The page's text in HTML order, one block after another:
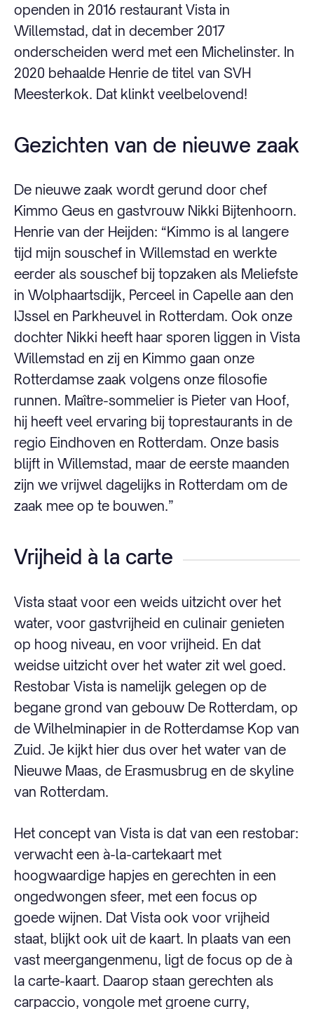
openden in 2016 restaurant Vista in
Willemstad, dat in december 2017
onderscheiden werd met een Michelinster. In
2020 behaalde Henrie de titel van SVH
Meesterkok. Dat klinkt veelbelovend!
Gezichten van de nieuwe zaak
De nieuwe zaak wordt gerund door chef
Kimmo Geus en gastvrouw Nikki Bijtenhoorn.
Henrie van der Heijden: “Kimmo is al langere
tijd mijn souschef in Willemstad en werkte
eerder als souschef bij topzaken als Meliefste
in Wolphaartsdijk, Perceel in Capelle aan den
IJssel en Parkheuvel in Rotterdam. Ook onze
dochter Nikki heeft haar sporen liggen in Vista
Willemstad en zij en Kimmo gaan onze
Rotterdamse zaak volgens onze filosofie
runnen. Maître-sommelier is Pieter van Hoof,
hij heeft veel ervaring bij toprestaurants in de
regio Eindhoven en Rotterdam. Onze basis
blijft in Willemstad, maar de eerste maanden
zijn we vrijwel dagelijks in Rotterdam om de
zaak mee op te bouwen.”
Vrijheid à la carte
Vista staat voor een weids uitzicht over het
water, voor gastvrijheid en culinair genieten
op hoog niveau, en voor vrijheid. En dat
weidse uitzicht over het water zit wel goed.
Restobar Vista is namelijk gelegen op de
begane grond van gebouw De Rotterdam, op
de Wilhelminapier in de Rotterdamse Kop van
Zuid. Je kijkt hier dus over het water van de
Nieuwe Maas, de Erasmusbrug en de skyline
van Rotterdam.
Het concept van Vista is dat van een restobar:
verwacht een à-la-cartekaart met
hoogwaardige hapjes en gerechten in een
ongedwongen sfeer, met een focus op
goede wijnen. Dat Vista ook voor vrijheid
staat, blijkt ook uit de kaart. In plaats van een
vast meergangenmenu, ligt de focus op de à
la carte-kaart. Daarop staan gerechten als
carpaccio, vongole met groene curry,